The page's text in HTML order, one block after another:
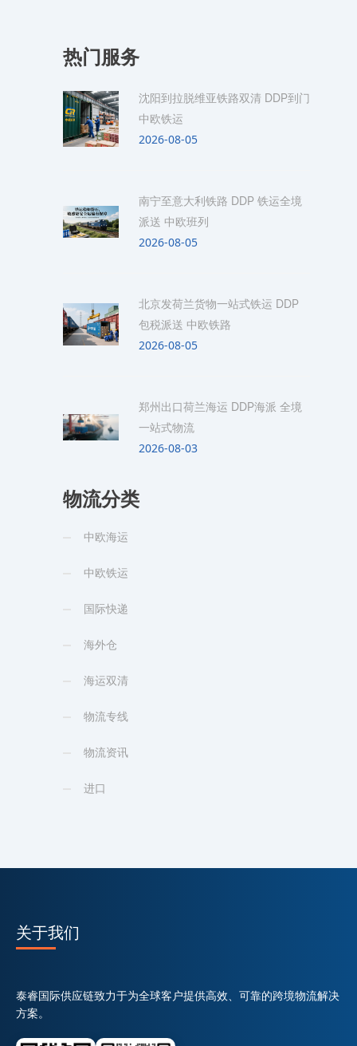
热门服务
沈阳到拉脱维亚铁路双清 DDP到门
中欧铁运
2026-08-05
南宁至意大利铁路 DDP 铁运全境
派送 中欧班列
2026-08-05
北京发荷兰货物一站式铁运 DDP
包税派送 中欧铁路
2026-08-05
郑州出口荷兰海运 DDP海派 全境
一站式物流
2026-08-03
物流分类
中欧海运
中欧铁运
国际快递
海外仓
海运双清
物流专线
物流资讯
进口
关于我们
泰睿国际供应链致力于为全球客户提供高效、可靠的跨境物流解决
方案。